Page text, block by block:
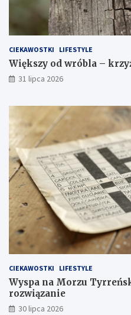
CIEKAWOSTKI LIFESTYLE
Większy od wróbla –
31 lipca 2026
CIEKAWOSTKI LIFESTYLE
Wyspa na Morzu
rozwiązanie
30 lipca 2026